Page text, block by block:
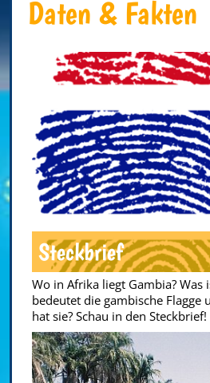
Daten & Fakten
Steckbrief
Wo in Afrika liegt Gambia? Was
bedeutet die gambische Flagge
hat sie? Schau in den Steckbrief!